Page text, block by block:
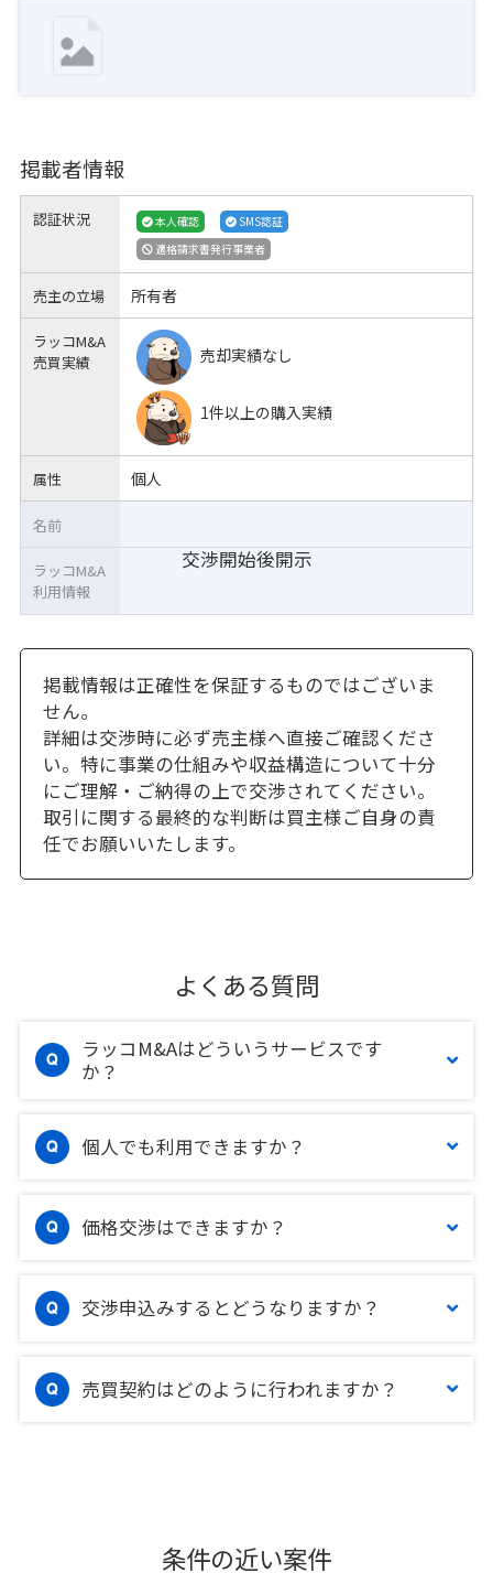
掲載者情報
認証状況 本人確認
SMS認証
適格請求書発行事業者
売主の立場 所有者
ラッコM&A
売買実績
売却実績なし
1件以上の購入実績
属性 個人
交渉開始後開示
名前
ラッコM&A
利用情報
掲載情報は正確性を保証するものではございま
せん。
詳細は交渉時に必ず売主様へ直接ご確認くださ
い。特に事業の仕組みや収益構造について十分
にご理解・ご納得の上で交渉されてください。
取引に関する最終的な判断は買主様ご自身の責
任でお願いいたします。
よくある質問
ラッコM&Aはどういうサービスです
か？
個人でも利用できますか？
価格交渉はできますか？
交渉申込みするとどうなりますか？
売買契約はどのように行われますか？
条件の近い案件